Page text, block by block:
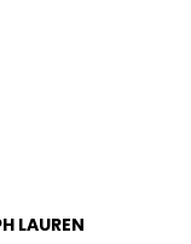
LAUREN